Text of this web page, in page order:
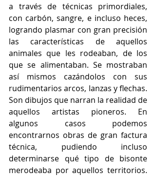
a través de técnicas primordiales,
con carbón, sangre, e incluso heces,
logrando plasmar con gran precisión
las características de aquellos
animales que les rodeaban, de los
que se alimentaban. Se mostraban
así mismos cazándolos con sus
rudimentarios arcos, lanzas y flechas.
Son dibujos que narran la realidad de
aquellos artistas pioneros. En
algunos casos podemos
encontrarnos obras de gran factura
técnica, pudiendo incluso
determinarse qué tipo de bisonte
merodeaba por aquellos territorios.